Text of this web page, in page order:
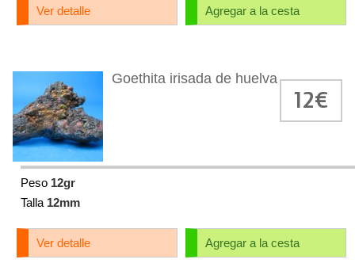
Agregar a la cesta
Ver detalle
Goethita irisada de huelva
12€
Peso 12gr
Talla 12mm
Agregar a la cesta
Ver detalle